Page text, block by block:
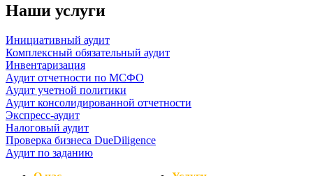
Наши услуги
Инициативный аудит
Комплексный обязательный аудит
Инвентаризация
Аудит отчетности по МСФО
Аудит учетной политики
Аудит консолидированной отчетности
Экспресс-аудит
Налоговый аудит
Проверка бизнеса DueDiligence
Аудит по заданию